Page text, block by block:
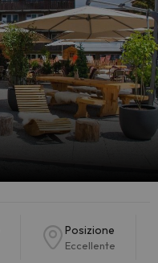
Posizione
Eccellente